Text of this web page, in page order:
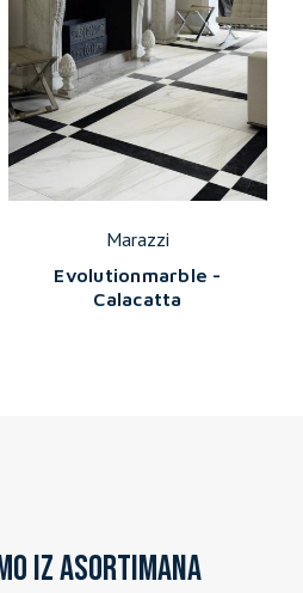
Marazzi
Evolutionmarble -
Calacatta
iz asortimana